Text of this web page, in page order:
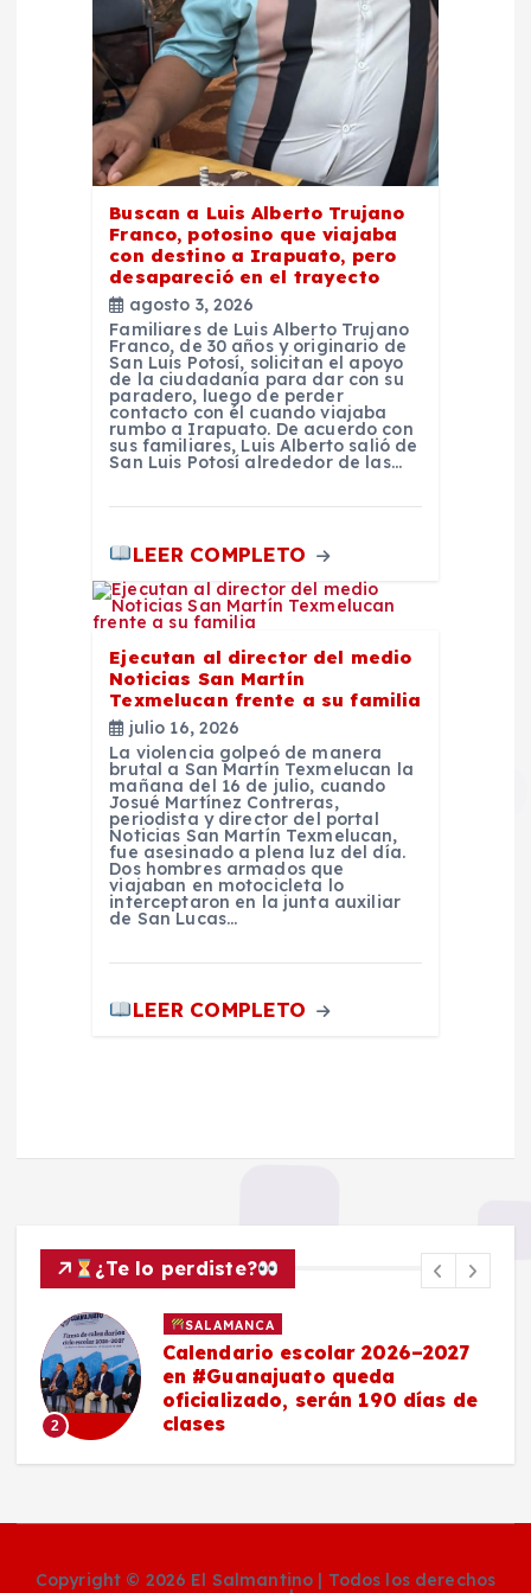
Buscan a Luis Alberto Trujano
Franco, potosino que viajaba
con destino a Irapuato, pero
desapareció en el trayecto
agosto 3, 2026
Familiares de Luis Alberto Trujano
Franco, de 30 años y originario de
San Luis Potosí, solicitan el apoyo
de la ciudadanía para dar con su
paradero, luego de perder
contacto con él cuando viajaba
rumbo a Irapuato. De acuerdo con
sus familiares, Luis Alberto salió de
San Luis Potosí alrededor de las…
LEER COMPLETO
Ejecutan al director del medio
Noticias San Martín
Texmelucan frente a su familia
julio 16, 2026
La violencia golpeó de manera
brutal a San Martín Texmelucan la
mañana del 16 de julio, cuando
Josué Martínez Contreras,
periodista y director del portal
Noticias San Martín Texmelucan,
fue asesinado a plena luz del día.
Dos hombres armados que
viajaban en motocicleta lo
interceptaron en la junta auxiliar
de San Lucas…
LEER COMPLETO
¿Te lo perdiste?
2
SALAMANCA
Calendario escolar 2026–2027
en #Guanajuato queda
oficializado, serán 190 días de
clases
Copyright © 2026 El Salmantino | Todos los derechos